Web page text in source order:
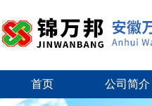
首页 公司简介